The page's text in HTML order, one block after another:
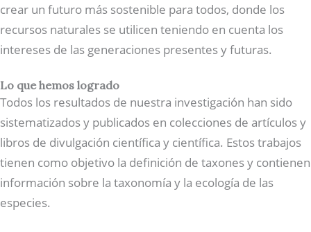
crear un futuro más sostenible para todos, donde los
recursos naturales se utilicen teniendo en cuenta los
intereses de las generaciones presentes y futuras.
Lo que hemos logrado
Todos los resultados de nuestra investigación han sido
sistematizados y publicados en colecciones de artículos y
libros de divulgación científica y científica. Estos trabajos
tienen como objetivo la definición de taxones y contienen
información sobre la taxonomía y la ecología de las
especies.